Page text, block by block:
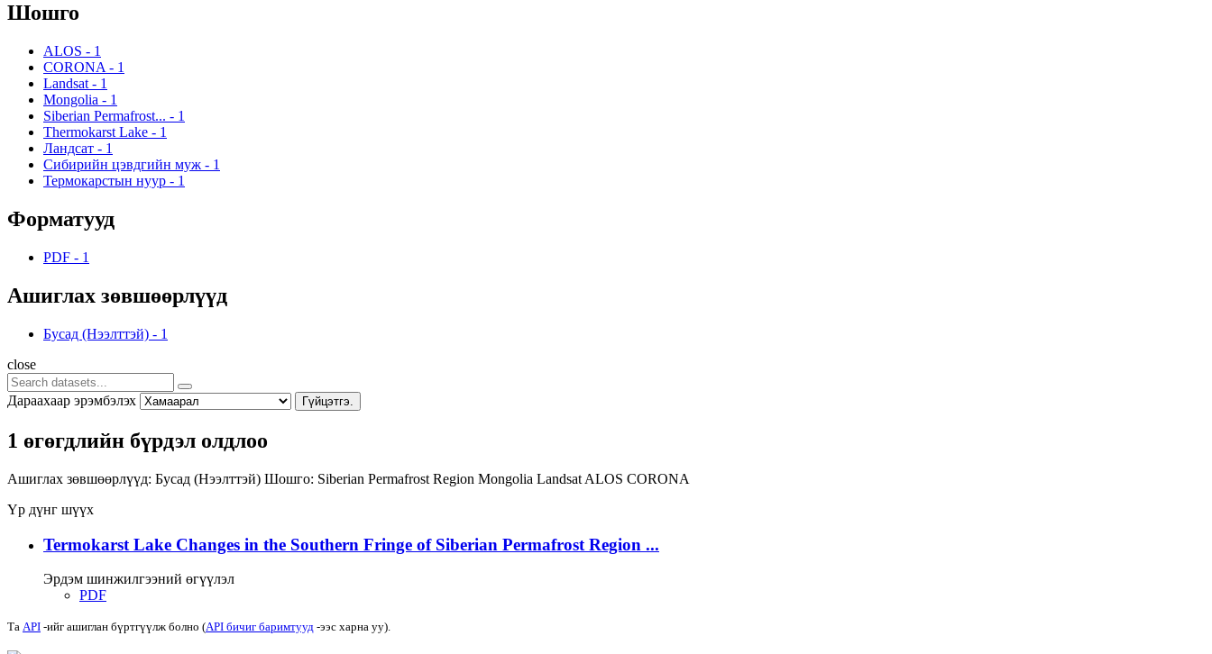
Шошго
ALOS - 1
CORONA - 1
Landsat - 1
Mongolia - 1
Siberian Permafrost... - 1
Thermokarst Lake - 1
Ландсат - 1
Сибирийн цэвдгийн муж - 1
Термокарстын нуур - 1
Форматууд
PDF - 1
Ашиглах зөвшөөрлүүд
Бусад (Нээлттэй) - 1
close
Дараахаар эрэмбэлэх Гүйцэтгэ.
1 өгөгдлийн бүрдэл олдлоо
Ашиглах зөвшөөрлүүд: Бусад (Нээлттэй) Шошго: Siberian Permafrost Region Mongolia Landsat ALOS CORONA
Үр дүнг шүүх
Termokarst Lake Changes in the Southern Fringe of Siberian Permafrost Region ...
Эрдэм шинжилгээний өгүүлэл
PDF
Та API -ийг ашиглан бүртгүүлж болно (API бичиг баримтууд -ээс харна уу).